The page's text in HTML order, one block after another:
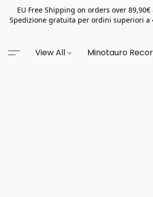
EU Free Shipping on orders over
Spedizione gratuita per ordini superiori a
View All Minotauro